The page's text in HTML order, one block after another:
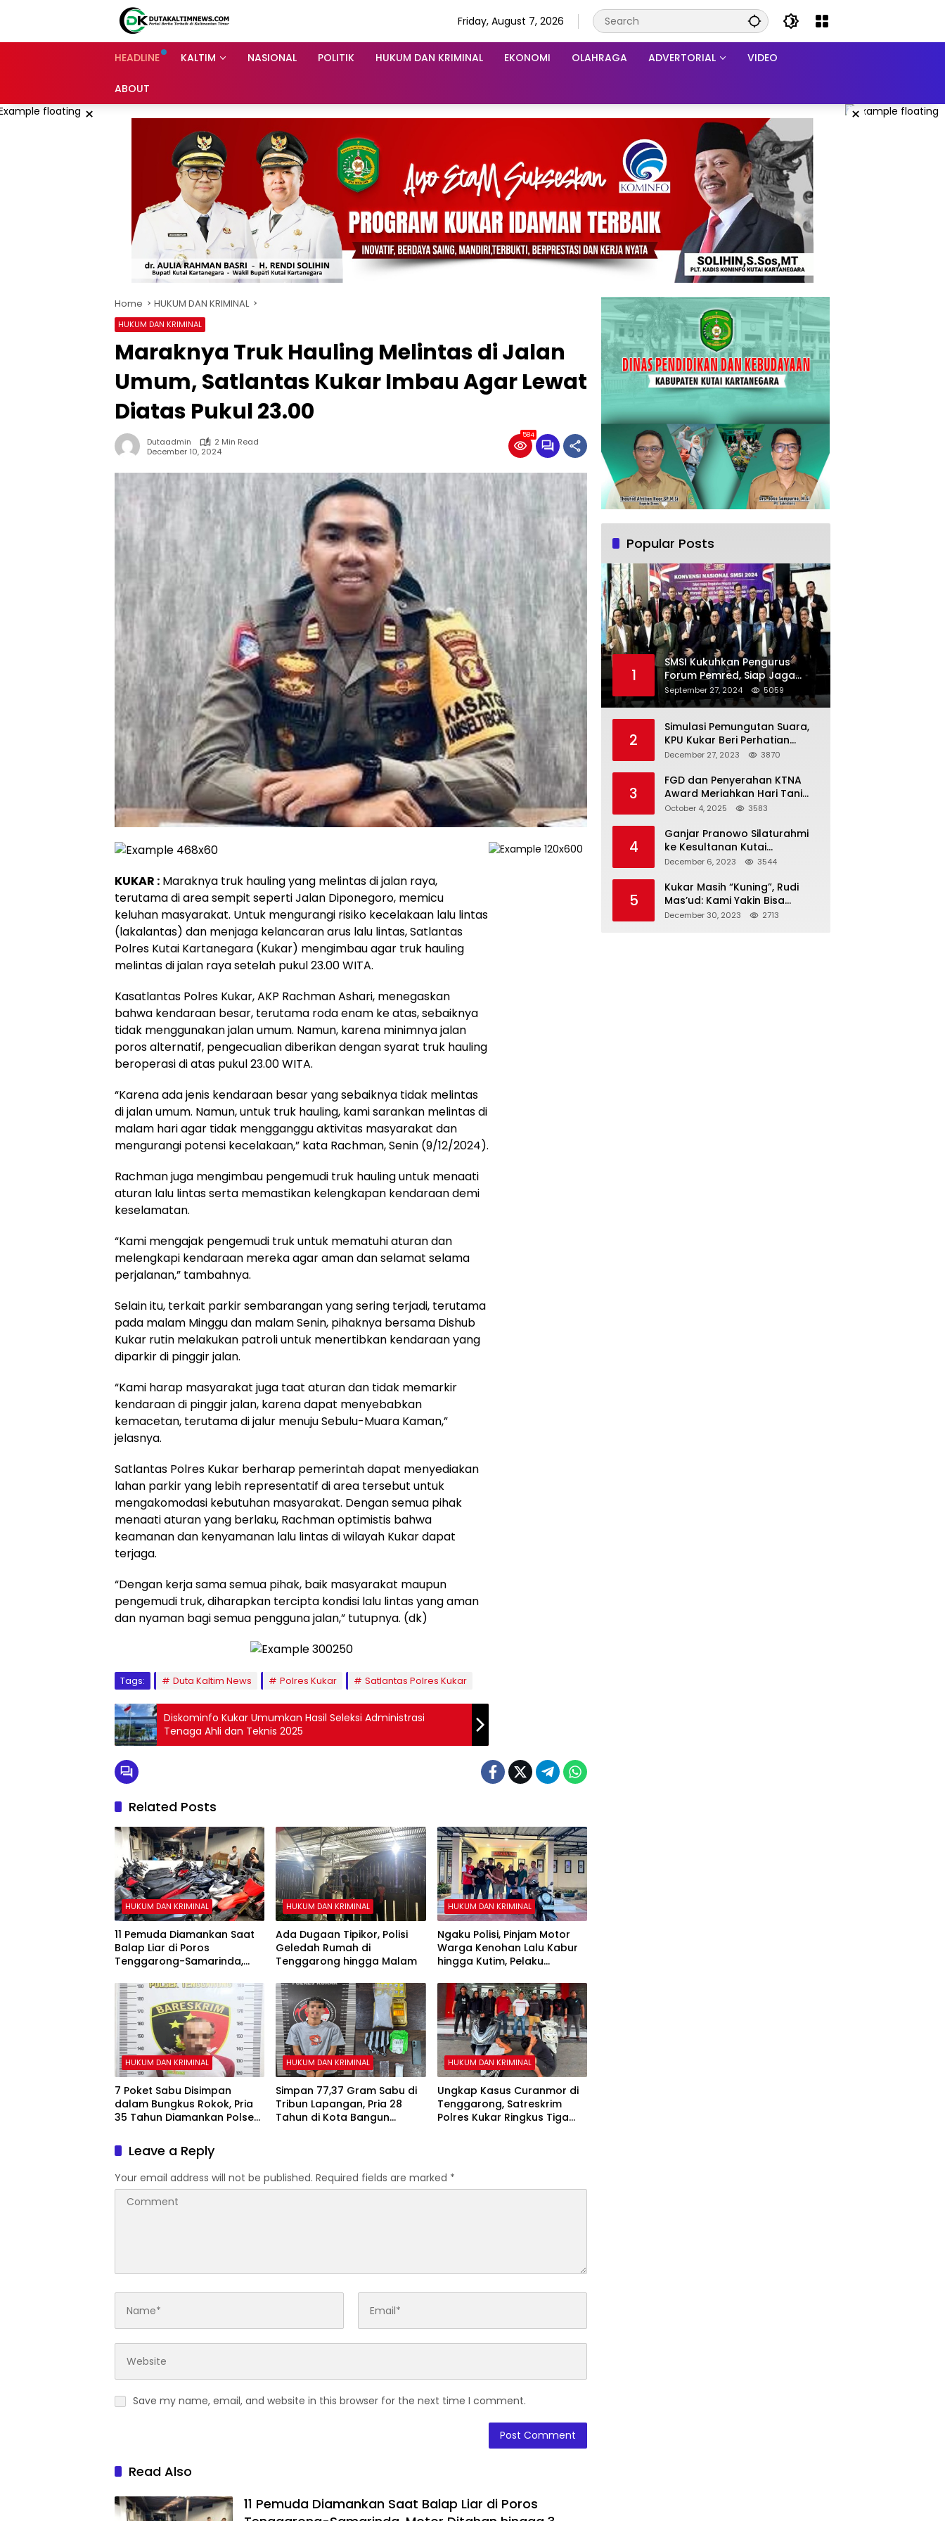
Friday, August 7, 2026
HEADLINE KALTIM NASIONAL POLITIK HUKUM DAN KRIMINAL EKONOMI OLAHRAGA ADVERTORIAL VIDEO
ABOUT
× ×
Home HUKUM DAN KRIMINAL
HUKUM DAN KRIMINAL
Maraknya Truk Hauling Melintas di Jalan
Umum, Satlantas Kukar Imbau Agar Lewat
Diatas Pukul 23.00
Dutaadmin
2 Min Read
December 10, 2024
584
KUKAR : Maraknya truk hauling yang melintas di jalan raya,
terutama di area sempit seperti Jalan Diponegoro, memicu
keluhan masyarakat. Untuk mengurangi risiko kecelakaan lalu lintas
(lakalantas) dan menjaga kelancaran arus lalu lintas, Satlantas
Polres Kutai Kartanegara (Kukar) mengimbau agar truk hauling
melintas di jalan raya setelah pukul 23.00 WITA.
Kasatlantas Polres Kukar, AKP Rachman Ashari, menegaskan
bahwa kendaraan besar, terutama roda enam ke atas, sebaiknya
tidak menggunakan jalan umum. Namun, karena minimnya jalan
poros alternatif, pengecualian diberikan dengan syarat truk hauling
beroperasi di atas pukul 23.00 WITA.
“Karena ada jenis kendaraan besar yang sebaiknya tidak melintas
di jalan umum. Namun, untuk truk hauling, kami sarankan melintas di
malam hari agar tidak mengganggu aktivitas masyarakat dan
mengurangi potensi kecelakaan,” kata Rachman, Senin (9/12/2024).
Rachman juga mengimbau pengemudi truk hauling untuk menaati
aturan lalu lintas serta memastikan kelengkapan kendaraan demi
keselamatan.
“Kami mengajak pengemudi truk untuk mematuhi aturan dan
melengkapi kendaraan mereka agar aman dan selamat selama
perjalanan,” tambahnya.
Selain itu, terkait parkir sembarangan yang sering terjadi, terutama
pada malam Minggu dan malam Senin, pihaknya bersama Dishub
Kukar rutin melakukan patroli untuk menertibkan kendaraan yang
diparkir di pinggir jalan.
“Kami harap masyarakat juga taat aturan dan tidak memarkir
kendaraan di pinggir jalan, karena dapat menyebabkan
kemacetan, terutama di jalur menuju Sebulu-Muara Kaman,”
jelasnya.
Satlantas Polres Kukar berharap pemerintah dapat menyediakan
lahan parkir yang lebih representatif di area tersebut untuk
mengakomodasi kebutuhan masyarakat. Dengan semua pihak
menaati aturan yang berlaku, Rachman optimistis bahwa
keamanan dan kenyamanan lalu lintas di wilayah Kukar dapat
terjaga.
“Dengan kerja sama semua pihak, baik masyarakat maupun
pengemudi truk, diharapkan tercipta kondisi lalu lintas yang aman
dan nyaman bagi semua pengguna jalan,” tutupnya. (dk)
Tags: Duta Kaltim News Polres Kukar Satlantas Polres Kukar
Diskominfo Kukar Umumkan Hasil Seleksi Administrasi
Tenaga Ahli dan Teknis 2025
Related Posts
HUKUM DAN KRIMINAL
11 Pemuda Diamankan Saat
Balap Liar di Poros
Tenggarong-Samarinda,
Bulan
HUKUM DAN KRIMINAL
Ada Dugaan Tipikor, Polisi
Geledah Rumah di
Tenggarong hingga Malam
HUKUM DAN KRIMINAL
Ngaku Polisi, Pinjam Motor
Warga Kenohan Lalu Kabur
hingga Kutim, Pelaku
HUKUM DAN KRIMINAL
7 Poket Sabu Disimpan
dalam Bungkus Rokok, Pria
35 Tahun Diamankan Polsek
HUKUM DAN KRIMINAL
Simpan 77,37 Gram Sabu di
Tribun Lapangan, Pria 28
Tahun di Kota Bangun
HUKUM DAN KRIMINAL
Ungkap Kasus Curanmor di
Tenggarong, Satreskrim
Polres Kukar Ringkus Tiga
Leave a Reply
Your email address will not be published. Required fields are marked *
Save my name, email, and website in this browser for the next time I comment.
Read Also
11 Pemuda Diamankan Saat Balap Liar di Poros
Popular Posts
1
SMSI Kukuhkan Pengurus
Forum Pemred, Siap Jaga
Kualitas Media Daring di
Indonesia
September 27, 2024 5059
2
Simulasi Pemungutan Suara,
KPU Kukar Beri Perhatian
Penyandang Disabilitas
December 27, 2023 3870
3
FGD dan Penyerahan KTNA
Award Meriahkan Hari Tani
Nasional di Kukar
October 4, 2025 3583
4
Ganjar Pranowo Silaturahmi
ke Kesultanan Kutai
Kartanegara
December 6, 2023 3544
5
Kukar Masih “Kuning”, Rudi
Mas’ud: Kami Yakin Bisa
Menang di Pemilu 2024
December 30, 2023 2713